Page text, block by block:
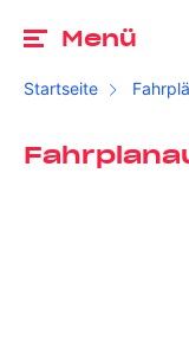
Menü
Startseite